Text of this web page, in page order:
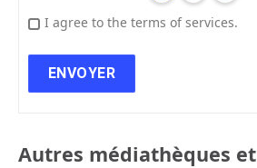
I agree to the terms of services.
Autres médiathèques et